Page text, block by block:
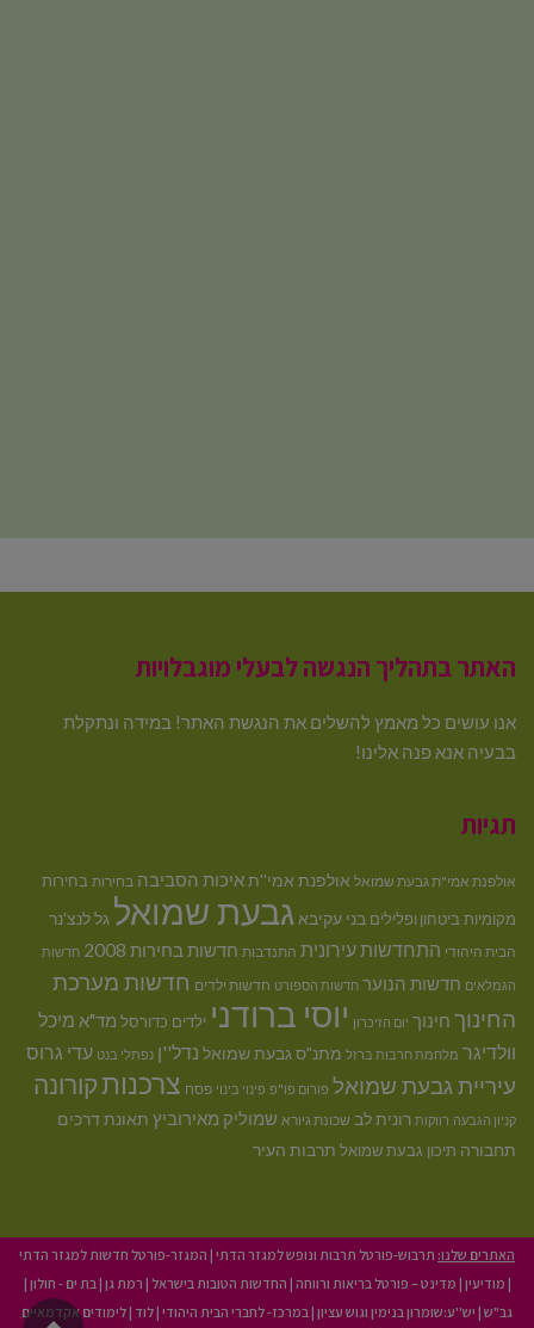
האתר בתהליך הנגשה לבעלי מוגבלויות
אנו עושים כל מאמץ להשלים את הנגשת האתר! במידה ונתקלת
בבעיה אנא פנה אלינו!
תגיות
אולפנת אמי"ת גבעת שמואל אולפנת אמי''תאיכות הסביבה בחירות בחירות
מקומיות ביטחון ופלילים בני עקיבא גבעת שמואל גל לנצ'נר
הבית היהודי התחדשות עירונית התנדבות חדשות בחירות 2008 חדשות
הגמלאים חדשות הנוער חדשות הספורט חדשות ילדים חדשות מערכת
החינוך חינוך יום הזיכרון יוסי ברודני ילדים כדורסל מד"א מיכל
וולדיגר מלחמת חרבות ברזל מתנ"ס גבעת שמואל נדל''ן נפתלי בנט עדי גרוס
עיריית גבעת שמואל פורום פו"פ פינוי בינוי פסח צרכנותקורונה
קניון הגבעה רווקות רונית לב שכונת גיורא שמוליק מאירוביץ תאונת דרכים
תחבורה תיכון גבעת שמואל תרבות העיר
האתרים שלנו: תרבוש-פורטל תרבות ונופש למגזר הדתי | המגזר-פורטל חדשות למגזר הדתי
| מודיעין | מדינט – פורטל בריאות ורווחה | החדשות הטובות בישראל | רמת גן | בת ים - חולון |
גב"ש | יש''ע:שומרון בנימין וגוש עציון | במרכז- לחברי הבית היהודי |לוד |לימודים אקדמאיים